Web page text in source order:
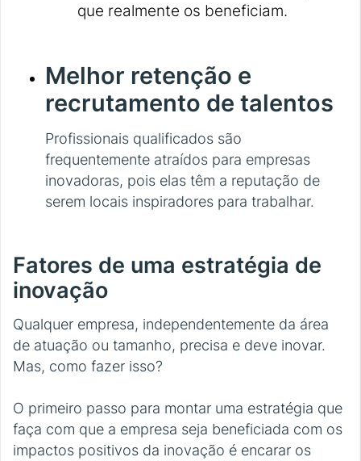
que realmente os beneficiam.
Melhor retenção e
recrutamento de talentos
Profissionais qualificados são
frequentemente atraídos para empresas
inovadoras, pois elas têm a reputação de
serem locais inspiradores para trabalhar.
Fatores de uma estratégia de
inovação
Qualquer empresa, independentemente da área
de atuação ou tamanho, precisa e deve inovar.
Mas, como fazer isso?
O primeiro passo para montar uma estratégia que
faça com que a empresa seja beneficiada com os
impactos positivos da inovação é encarar os